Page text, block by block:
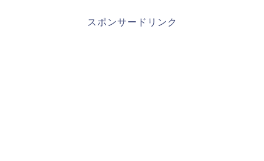
スポンサードリンク